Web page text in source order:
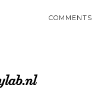
COMMENTS